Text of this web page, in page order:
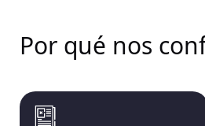
En este caso, puedes esperar
eliminen las imágenes de
prioritaria.
Si las imágenes pueden dañar
información personal
recomendable tomar medidas
Por qué nos